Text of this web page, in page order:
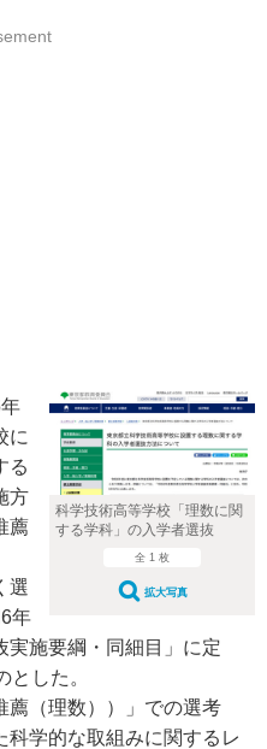
科学技術高等学校「理数に関
する学科」の入学者選抜
全 1 枚
拡大写真
に
る
方
薦
選
年
実施要綱・同細目」に定
した。
（理数））」での選考
科学的な取組みに関するレ